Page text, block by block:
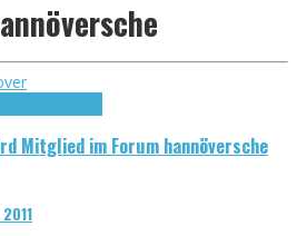
Mitglied im Forum hannöversche